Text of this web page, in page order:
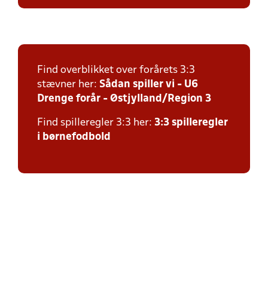
Find overblikket over forårets 3:3
stævner her: Sådan spiller vi - U6
Drenge forår - Østjylland/Region 3
Find spilleregler 3:3 her: 3:3 spilleregler
i børnefodbold